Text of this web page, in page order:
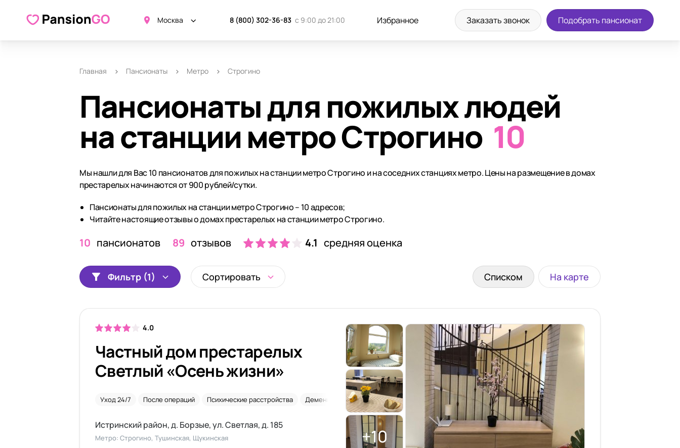
Москва 8 (800) 302-36-83 с 9:00 до 21:00 Избранное Заказать звонок Подобрать пансионат
Главная Пансионаты Метро Строгино
Пансионаты для пожилых людей
на станции метро Строгино 10
Мы нашли для Вас 10 пансионатов для пожилых на станции метро Строгино и на соседних станциях метро. Цены на размещение в домах
престарелых начинаются от 900 рублей/сутки.
Пансионаты для пожилых на станции метро Строгино – 10 адресов;
Читайте настоящие отзывы о домах престарелых на станции метро Строгино.
10 пансионатов 89 отзывов 4.1 средняя оценка
Фильтр (1) Сортировать Списком На карте
4.0
Частный дом престарелых
Светлый «Осень жизни»
Уход 24/7 После операций Психические расстройства Деменция 2-х местная комната
Истринский район, д. Борзые, ул. Светлая, д. 185
Метро: Строгино, Тушинская, Щукинская +10